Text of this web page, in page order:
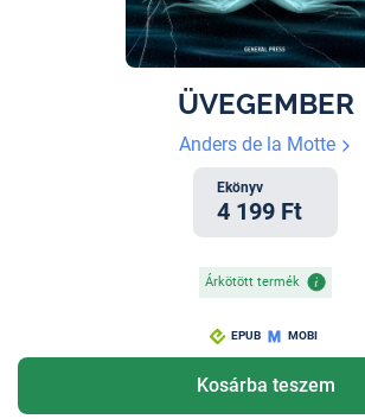
ÜVEGEMBER
Anders de la Motte
Ekönyv
4 199 Ft
Árkötött termék
EPUB MOBI
Kosárba teszem